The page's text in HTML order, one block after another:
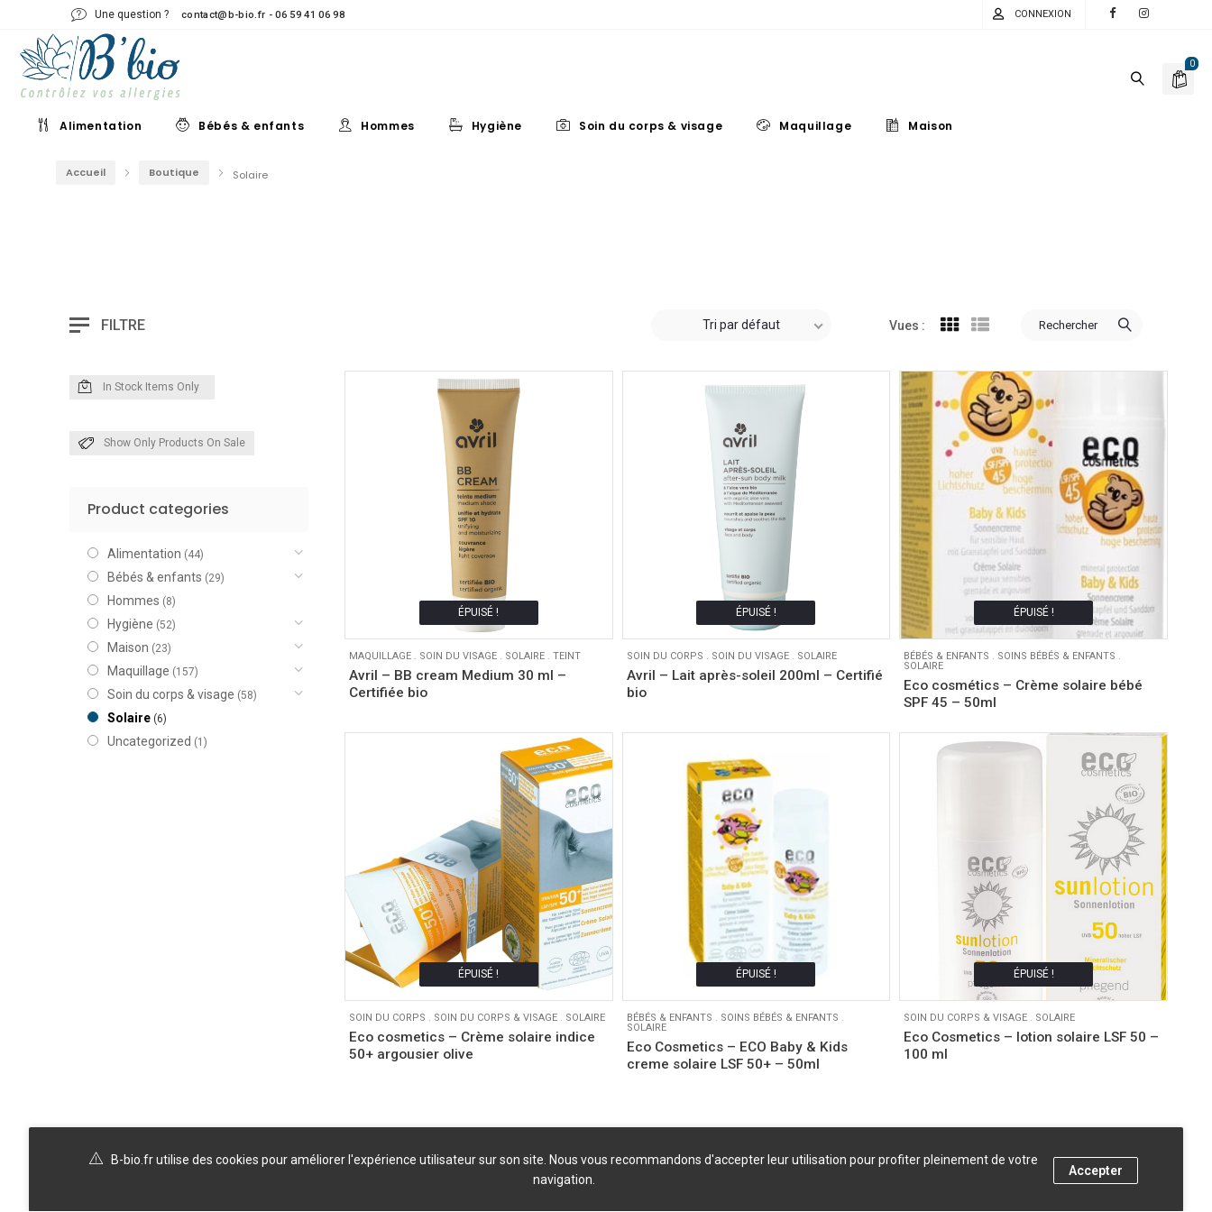
Une question ? contact@b-bio.fr - 06 59 41 06 98 CONNEXION
0
Alimentation Bébés & enfants Hommes Hygiène Soin du corps & visage Maquillage Maison
Accueil Boutique Solaire
FILTRE Tri par défaut Vues : Rechercher
ÉPUISÉ !
MAQUILLAGE . SOIN DU VISAGE . SOLAIRE . TEINT
Avril – BB cream Medium 30 ml –
Certifiée bio
ÉPUISÉ !
SOIN DU CORPS . SOIN DU VISAGE. SOLAIRE
Avril – Lait après-soleil 200ml – Certifié
bio
ÉPUISÉ !
BÉBÉS & ENFANTS . SOINS BÉBÉS & ENFANTS .
SOLAIRE
Eco cosmétics – Crème solaire bébé
SPF 45 – 50ml
ÉPUISÉ !
SOIN DU CORPS . SOIN DU CORPS & VISAGE . SOLAIRE
Eco cosmetics – Crème solaire indice
50+ argousier olive
ÉPUISÉ !
BÉBÉS & ENFANTS . SOINS BÉBÉS & ENFANTS .
SOLAIRE
Eco Cosmetics – ECO Baby & Kids
creme solaire LSF 50+ – 50ml
ÉPUISÉ !
SOIN DU CORPS & VISAGE . SOLAIRE
Eco Cosmetics – lotion solaire LSF 50 –
100 ml
In Stock Items Only
Show Only Products On Sale
Product categories
Alimentation (44)
Bébés & enfants (29)
Hommes (8)
Hygiène (52)
Maison (23)
Maquillage (157)
Soin du corps & visage (58)
Solaire (6)
Uncategorized (1)
B-bio.fr utilise des cookies pour améliorer l'expérience utilisateur sur son site. Nous vous recommandons d'accepter leur utilisation pour profiter pleinement de votre
navigation.
Accepter